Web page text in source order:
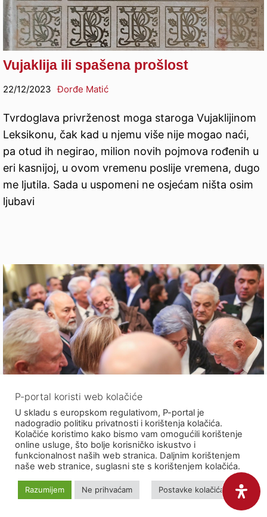
Vujaklija ili spašena prošlost
22/12/2023 Đorđe Matić
Tvrdoglava privrženost moga staroga Vujaklijinom
Leksikonu, čak kad u njemu više nije mogao naći,
pa otud ih negirao, milion novih pojmova rođenih u
eri kasnijoj, u ovom vremenu poslije vremena, dugo
me ljutila. Sada u uspomeni ne osjećam ništa osim
ljubavi
Kovač drvenog željeza
03/12/2023 Đorđe Matić
Primjer konvertita koji je okrenuo valjda sve kapute
što su se nudili u konfekciji naše političke robe: od
mladog komunista, samoupravnog privrednog
P-portal koristi web kolačiće
U skladu s europskom regulativom, P-portal je
nadogradio politiku privatnosti i korištenja kolačića.
Kolačiće koristimo kako bismo vam omogućili korištenje
online usluge, što bolje korisničko iskustvo i
funkcionalnost naših web stranica. Daljnim korištenjem
naše web stranice, suglasni ste s korištenjem kolačića.
Razumijem Ne prihvaćam Postavke kolačića